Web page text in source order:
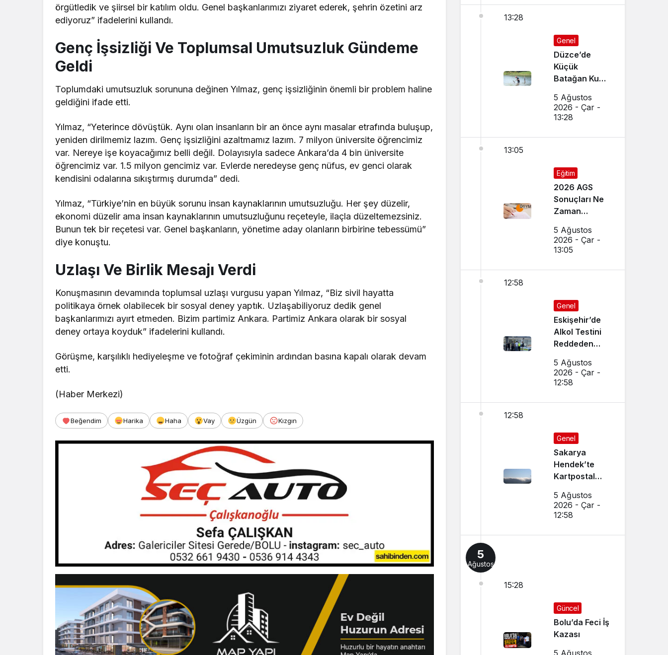
örgütledik ve şiirsel bir katılım oldu. Genel başkanlarımızı ziyaret ederek, şehrin özetini arz
ediyoruz” ifadelerini kullandı.
Genç İşsizliği Ve Toplumsal Umutsuzluk Gündeme
Geldi
Toplumdaki umutsuzluk sorununa değinen Yılmaz, genç işsizliğinin önemli bir problem haline
geldiğini ifade etti.
Yılmaz, “Yeterince dövüştük. Aynı olan insanların bir an önce aynı masalar etrafında buluşup,
yeniden dirilmemiz lazım. Genç işsizliğini azaltmamız lazım. 7 milyon üniversite öğrencimiz
var. Nereye işe koyacağımız belli değil. Dolayısıyla sadece Ankara’da 4 bin üniversite
öğrencimiz var. 1.5 milyon gencimiz var. Evlerde neredeyse genç nüfus, ev genci olarak
kendisini odalarına sıkıştırmış durumda” dedi.
Yılmaz, “Türkiye’nin en büyük sorunu insan kaynaklarının umutsuzluğu. Her şey düzelir,
ekonomi düzelir ama insan kaynaklarının umutsuzluğunu reçeteyle, ilaçla düzeltemezsiniz.
Bunun tek bir reçetesi var. Genel başkanların, yönetime aday olanların birbirine tebessümü”
diye konuştu.
Uzlaşı Ve Birlik Mesajı Verdi
Konuşmasının devamında toplumsal uzlaşı vurgusu yapan Yılmaz, “Biz sivil hayatta
politikaya örnek olabilecek bir sosyal deney yaptık. Uzlaşabiliyoruz dedik genel
başkanlarımızı ayırt etmeden. Bizim partimiz Ankara. Partimiz Ankara olarak bir sosyal
deney ortaya koyduk” ifadelerini kullandı.
Görüşme, karşılıklı hediyeleşme ve fotoğraf çekiminin ardından basına kapalı olarak devam
etti.
(Haber Merkezi)
Beğendim Harika Haha Vay Üzgün Kızgın
13:28
Genel
Düzce’de
Küçük
Batağan Kuşu
5 Ağustos
2026 - Çar -
13:28
13:05
Eğitim
2026 AGS
Sonuçları Ne
Zaman
Sonuçlar
Nereden
5 Ağustos
2026 - Çar -
13:05
12:58
Genel
Eskişehir’de
Alkol Testini
Reddeden
Sürücüye 390
Bin TL Ceza
5 Ağustos
2026 - Çar -
12:58
12:58
Genel
Sakarya
Hendek’te
Kartpostal
Büyüledi
5 Ağustos
2026 - Çar -
12:58
5
Ağustos
15:28
Güncel
Bolu’da Feci İş
Kazası